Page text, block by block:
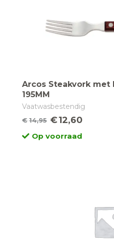
Arcos Steakvork met
195MM
Vaatwasbestendig
€14,95
Oorspronkelijke
prijs
€12,60
Huidige
prijsOp voorraad